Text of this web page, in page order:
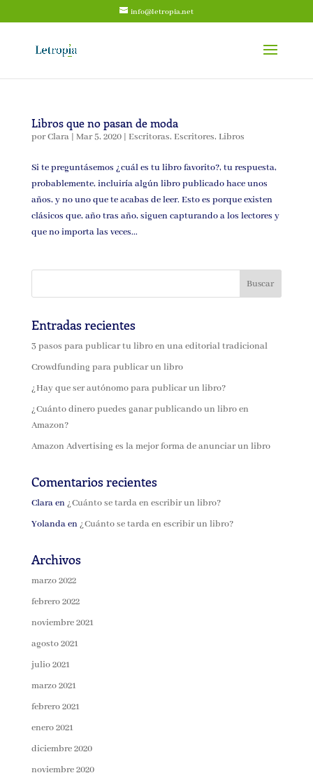
info@letropia.net
Libros que no pasan de moda
porClara| Mar 5, 2020| Escritoras, Escritores, Libros
Si te preguntásemos ¿cuál es tu libro favorito?, tu respuesta,
probablemente, incluiría algún libro publicado hace unos
años, y no uno que te acabas de leer. Esto es porque existen
clásicos que, año tras año, siguen capturando a los lectores y
que no importa las veces...
Entradas recientes
3 pasos para publicar tu libro en una editorial tradicional
Crowdfunding para publicar un libro
¿Hay que ser autónomo para publicar un libro?
¿Cuánto dinero puedes ganar publicando un libro en
Amazon?
Amazon Advertising es la mejor forma de anunciar un libro
Comentarios recientes
Claraen¿Cuánto se tarda en escribir un libro?
Yolandaen¿Cuánto se tarda en escribir un libro?
Archivos
marzo 2022
febrero 2022
noviembre 2021
agosto 2021
julio 2021
marzo 2021
febrero 2021
enero 2021
diciembre 2020
noviembre 2020